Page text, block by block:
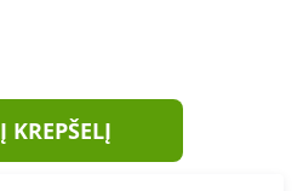
Į KREPŠELĮ